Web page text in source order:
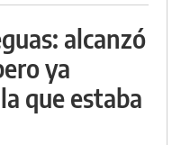
alcanzó
ya
que estaba